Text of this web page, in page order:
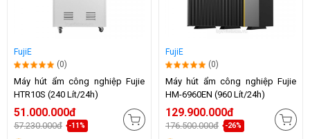
FujiE
(0)
Máy hút ẩm công nghiệp Fujie
HTR10S (240 Lít/24h)
51.000.000đ
57.230.000đ -11%
FujiE
(0)
Máy hút ẩm công nghiệp Fujie
HM-6960EN (960 Lít/24h)
129.900.000đ
176.500.000đ -26%